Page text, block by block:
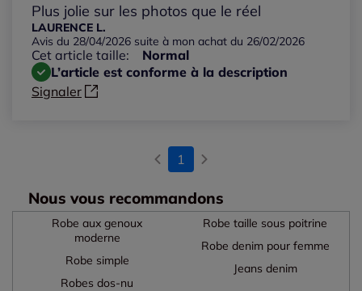
Plus jolie sur les photos que le réel
LAURENCE L.
Avis du 28/04/2026 suite à mon achat du 26/02/2026
Cet article taille:
Normal
L’article est conforme à la description
Signaler
1
Nous vous recommandons
Robe aux genoux
moderne
Robe simple
Robes dos-nu
Robe taille sous poitrine
Robe denim pour femme
Jeans denim